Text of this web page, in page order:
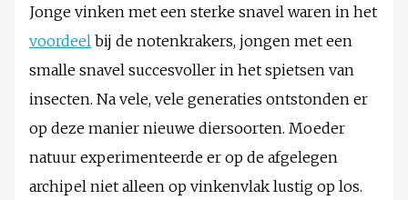
Jonge vinken met een sterke snavel waren in het
voordeel bij de notenkrakers, jongen met een
smalle snavel succesvoller in het spietsen van
insecten. Na vele, vele generaties ontstonden er
op deze manier nieuwe diersoorten. Moeder
natuur experimenteerde er op de afgelegen
archipel niet alleen op vinkenvlak lustig op los.